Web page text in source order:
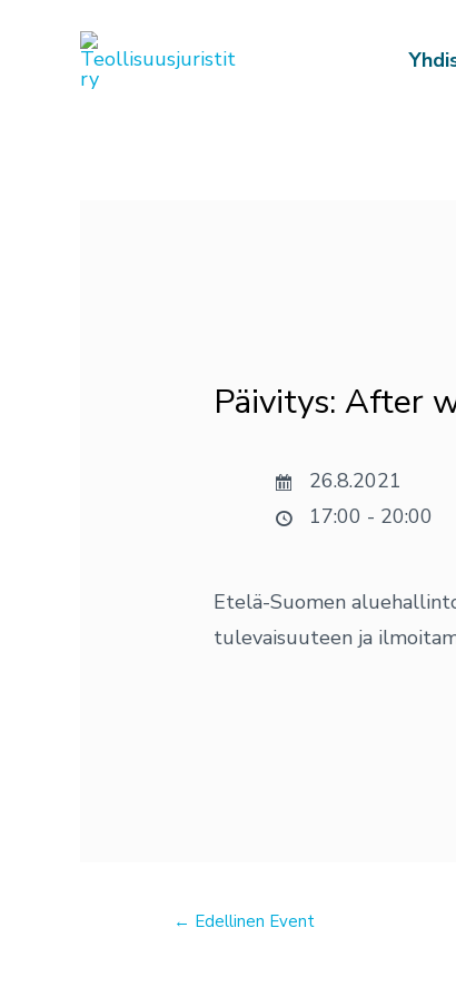
Päivitys: After
26.8.2021
17:00 - 20:00
Etelä-Suomen
tulevaisuuteen ja
← Edellinen Event